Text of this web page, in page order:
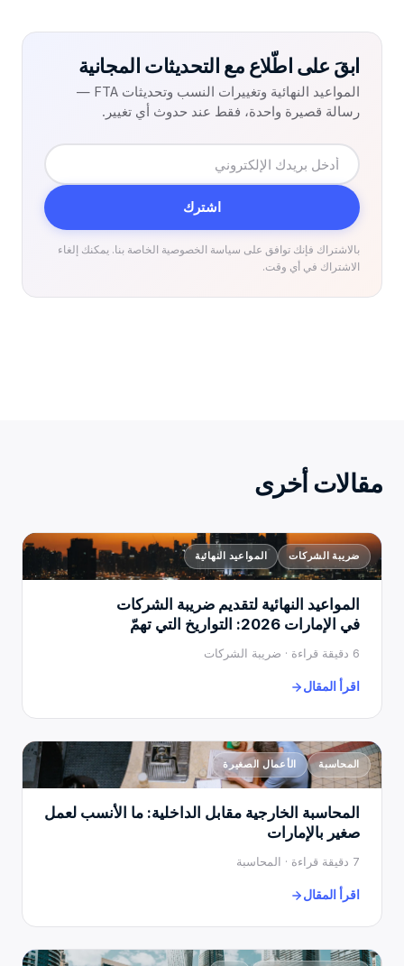
ابقَ على اطّلاع مع التحديثات المجانية
المواعيد النهائية وتغييرات النسب وتحديثات FTA —
رسالة قصيرة واحدة، فقط عند حدوث أي تغيير.
البريد
الإلكتروني
اشترك
بالاشتراك فإنك توافق على سياسة الخصوصية الخاصة بنا. يمكنك إلغاء
الاشتراك في أي وقت.
مقالات أخرى
ضريبة الشركات المواعيد النهائية
المواعيد النهائية لتقديم ضريبة الشركات
في الإمارات 2026: التواريخ التي تهمّ
6 دقيقة قراءة · ضريبة الشركات
اقرأ المقال
المحاسبة الأعمال الصغيرة
المحاسبة الخارجية مقابل الداخلية: ما الأنسب لعمل
صغير بالإمارات
7 دقيقة قراءة · المحاسبة
اقرأ المقال